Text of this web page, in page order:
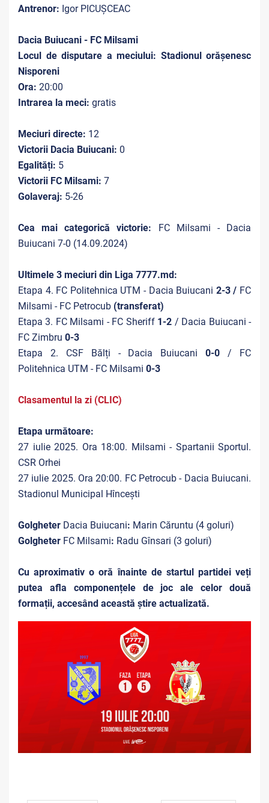
Antrenor: Igor PICUȘCEAC
Dacia Buiucani - FC Milsami
Locul de disputare a meciului: Stadionul orășenesc
Nisporeni
Ora: 20:00
Intrarea la meci: gratis
Meciuri directe: 12
Victorii Dacia Buiucani: 0
Egalități: 5
Victorii FC Milsami: 7
Golaveraj: 5-26
Cea mai categorică victorie: FC Milsami - Dacia
Buiucani 7-0 (14.09.2024)
Ultimele 3 meciuri din Liga 7777.md:
Etapa 4. FC Politehnica UTM - Dacia Buiucani 2-3 / FC
Milsami - FC Petrocub (transferat)
Etapa 3. FC Milsami - FC Sheriff 1-2 / Dacia Buiucani -
FC Zimbru 0-3
Etapa 2. CSF Bălți - Dacia Buiucani0-0 / FC
Politehnica UTM - FC Milsami 0-3
Clasamentul la zi (CLIC)
Etapa următoare:
27 iulie 2025. Ora 18:00. Milsami - Spartanii Sportul.
CSR Orhei
27 iulie 2025. Ora 20:00. FC Petrocub - Dacia Buiucani.
Stadionul Municipal Hîncești
Golgheter Dacia Buiucani: Marin Căruntu (4 goluri)
Golgheter FC Milsami: Radu Gînsari (3 goluri)
Cu aproximativ o oră înainte de startul partidei veți
putea afla componențele de joc ale celor două
formații, accesând această știre actualizată.